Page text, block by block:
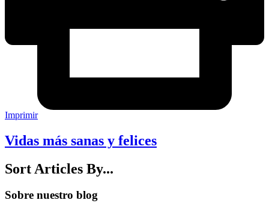
Imprimir
Vidas más sanas y felices
Sort Articles By...
Sobre nuestro blog